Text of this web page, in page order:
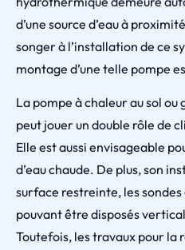
d’une source d’eau à
songer à l’installation de ce
montage d’une telle pompe
La pompe à chaleur au sol
peut jouer un double rôle de
Elle est aussi envisageable
d’eau chaude. De plus, son
surface restreinte, les
pouvant être disposés
Toutefois, les travaux pour la